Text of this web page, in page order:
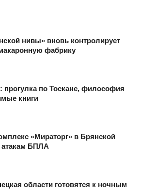
нивы» вновь контролирует
фабрику
прогулка по Тоскане, философия
книги
«Мираторг» в Брянской
атакам БПЛА
области готовятся к ночным